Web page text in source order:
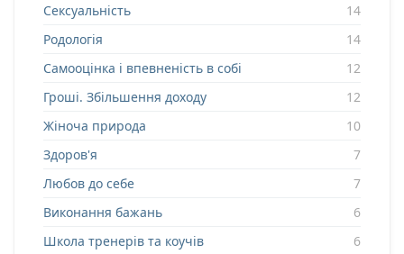
Сексуальність
14
Родологія
14
Самооцінка і впевненість в собі
12
Гроші. Збільшення доходу
12
Жіноча природа
10
Здоров'я
7
Любов до себе
7
Виконання бажань
6
Школа тренерів та коучів
6